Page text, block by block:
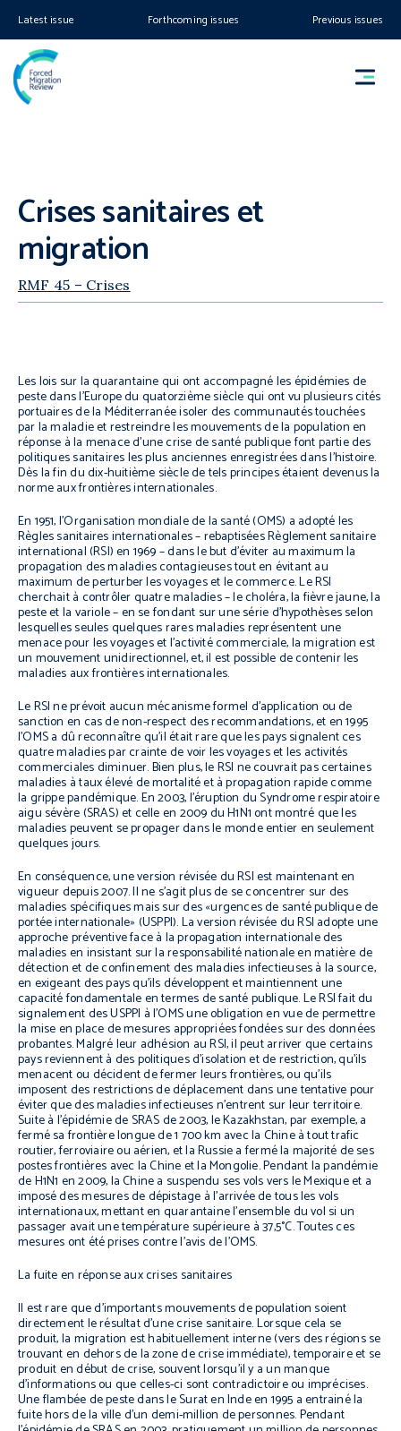
Latest issue Forthcoming issues Previous issues
Crises sanitaires et
migration
RMF 45 – Crises
Les lois sur la quarantaine qui ont accompagné les épidémies de
peste dans l’Europe du quatorzième siècle qui ont vu plusieurs cités
portuaires de la Méditerranée isoler des communautés touchées
par la maladie et restreindre les mouvements de la population en
réponse à la menace d’une crise de santé publique font partie des
politiques sanitaires les plus anciennes enregistrées dans l’histoire.
Dès la fin du dix-huitième siècle de tels principes étaient devenus la
norme aux frontières internationales.
En 1951, l’Organisation mondiale de la santé (OMS) a adopté les
Règles sanitaires internationales – rebaptisées Règlement sanitaire
international (RSI) en 1969 – dans le but d’éviter au maximum la
propagation des maladies contagieuses tout en évitant au
maximum de perturber les voyages et le commerce. Le RSI
cherchait à contrôler quatre maladies – le choléra, la fièvre jaune, la
peste et la variole – en se fondant sur une série d’hypothèses selon
lesquelles seules quelques rares maladies représentent une
menace pour les voyages et l’activité commerciale, la migration est
un mouvement unidirectionnel, et, il est possible de contenir les
maladies aux frontières internationales.
Le RSI ne prévoit aucun mécanisme formel d’application ou de
sanction en cas de non-respect des recommandations, et en 1995
l’OMS a dû reconnaître qu’il était rare que les pays signalent ces
quatre maladies par crainte de voir les voyages et les activités
commerciales diminuer. Bien plus, le RSI ne couvrait pas certaines
maladies à taux élevé de mortalité et à propagation rapide comme
la grippe pandémique. En 2003, l’éruption du Syndrome respiratoire
aigu sévère (SRAS) et celle en 2009 du H1N1 ont montré que les
maladies peuvent se propager dans le monde entier en seulement
quelques jours.
En conséquence, une version révisée du RSI est maintenant en
vigueur depuis 2007. Il ne s’agit plus de se concentrer sur des
maladies spécifiques mais sur des «urgences de santé publique de
portée internationale» (USPPI). La version révisée du RSI adopte une
approche préventive face à la propagation internationale des
maladies en insistant sur la responsabilité nationale en matière de
détection et de confinement des maladies infectieuses à la source,
en exigeant des pays qu’ils développent et maintiennent une
capacité fondamentale en termes de santé publique. Le RSI fait du
signalement des USPPI à l’OMS une obligation en vue de permettre
la mise en place de mesures appropriées fondées sur des données
probantes. Malgré leur adhésion au RSI, il peut arriver que certains
pays reviennent à des politiques d’isolation et de restriction, qu’ils
menacent ou décident de fermer leurs frontières, ou qu’ils
imposent des restrictions de déplacement dans une tentative pour
éviter que des maladies infectieuses n’entrent sur leur territoire.
Suite à l’épidémie de SRAS de 2003, le Kazakhstan, par exemple, a
fermé sa frontière longue de 1 700 km avec la Chine à tout trafic
routier, ferroviaire ou aérien, et la Russie a fermé la majorité de ses
postes frontières avec la Chine et la Mongolie. Pendant la pandémie
de H1N1 en 2009, la Chine a suspendu ses vols vers le Mexique et a
imposé des mesures de dépistage à l’arrivée de tous les vols
internationaux, mettant en quarantaine l’ensemble du vol si un
passager avait une température supérieure à 37,5°C. Toutes ces
mesures ont été prises contre l’avis de l’OMS.
La fuite en réponse aux crises sanitaires
Il est rare que d’importants mouvements de population soient
directement le résultat d’une crise sanitaire. Lorsque cela se
produit, la migration est habituellement interne (vers des régions se
trouvant en dehors de la zone de crise immédiate), temporaire et se
produit en début de crise, souvent lorsqu’il y a un manque
d’informations ou que celles-ci sont contradictoire ou imprécises.
Une flambée de peste dans le Surat en Inde en 1995 a entrainé la
fuite hors de la ville d’un demi-million de personnes. Pendant